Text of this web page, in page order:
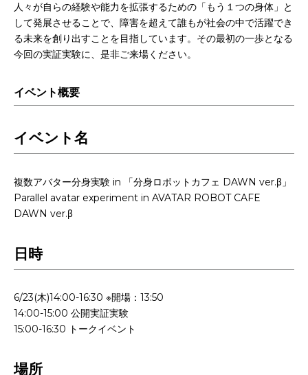
人々が自らの経験や能力を拡張するための「もう１つの身体」と
して発展させることで、障害を超えて誰もが社会の中で活躍でき
る未来を創り出すことを目指しています。その最初の一歩となる
今回の実証実験に、是非ご来場ください。
イベント概要
イベント名
複数アバター分身実験 in 「分身ロボットカフェ DAWN ver.β」
Parallel avatar experiment in AVATAR ROBOT CAFE
DAWN ver.β
日時
6/23(木)14:00-16:30 ※開場：13:50
14:00-15:00 公開実証実験
15:00-16:30 トークイベント
場所